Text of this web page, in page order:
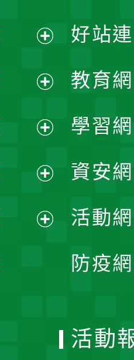
開
選
單
開
選
單
開
選
單
開
選
開
好站
教育
學習
資安
活動
防疫
活動